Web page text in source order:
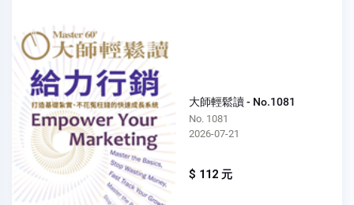
大師輕鬆讀 - No.1081
No. 1081
2026-07-21
$ 112 元